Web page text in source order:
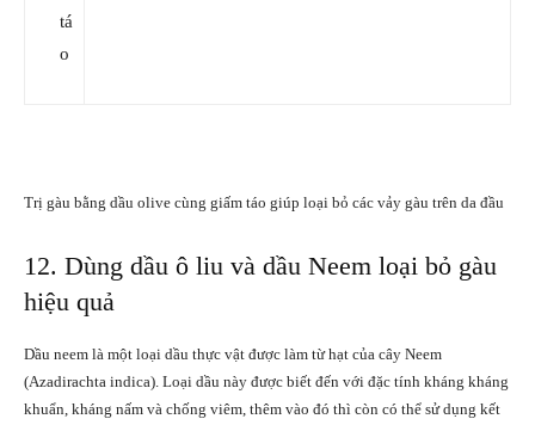
tá
o
Trị gàu bằng dầu olive cùng giấm táo giúp loại bỏ các vảy gàu trên da đầu
12. Dùng dầu ô liu và dầu Neem loại bỏ gàu
hiệu quả
Dầu neem là một loại dầu thực vật được làm từ hạt của cây Neem
(Azadirachta indica). Loại dầu này được biết đến với đặc tính kháng kháng
khuẩn, kháng nấm và chống viêm, thêm vào đó thì còn có thể sử dụng kết